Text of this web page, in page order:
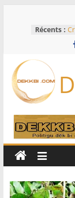
Récents :
À